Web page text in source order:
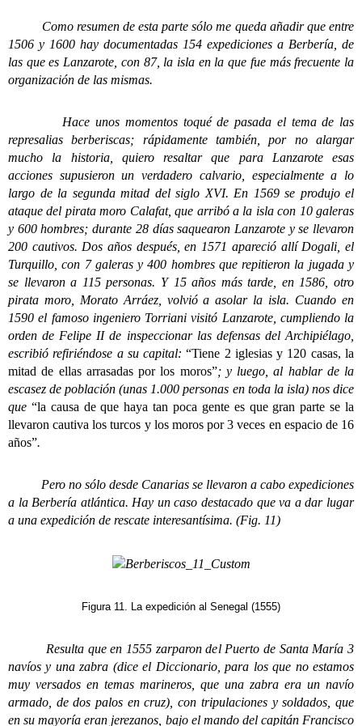
Como resumen de esta parte sólo me queda añadir que entre
1506 y 1600 hay documentadas 154 expediciones a Berbería, de
las que es Lanzarote, con 87, la isla en la que fue más frecuente la
organización de las mismas.
Hace unos momentos toqué de pasada el tema de las
represalias berberiscas; rápidamente también, por no alargar
mucho la historia, quiero resaltar que para Lanzarote esas
acciones supusieron un verdadero calvario, especialmente a lo
largo de la segunda mitad del siglo XVI. En 1569 se produjo el
ataque del pirata moro Calafat, que arribó a la isla con 10 galeras
y 600 hombres; durante 28 días saquearon Lanzarote y se llevaron
200 cautivos. Dos años después, en 1571 apareció allí Dogali, el
Turquillo, con 7 galeras y 400 hombres que repitieron la jugada y
se llevaron a 115 personas. Y 15 años más tarde, en 1586, otro
pirata moro, Morato Arráez, volvió a asolar la isla. Cuando en
1590 el famoso ingeniero Torriani visitó Lanzarote, cumpliendo la
orden de Felipe II de inspeccionar las defensas del Archipiélago,
escribió refiriéndose a su capital:“Tiene 2 iglesias y 120 casas, la
mitad de ellas arrasadas por los moros”; y luego, al hablar de la
escasez de población (unas 1.000 personas en toda la isla) nos dice
que “la causa de que haya tan poca gente es que gran parte se la
llevaron cautiva los turcos y los moros por 3 veces en espacio de 16
años”.
Pero no sólo desde Canarias se llevaron a cabo expediciones
a la Berbería atlántica. Hay un caso destacado que va a dar lugar
a una expedición de rescate interesantísima. (Fig. 11)
Figura 11. La expedición al Senegal (1555)
Resulta que en 1555 zarparon del Puerto de Santa María 3
navíos y una zabra (dice el Diccionario, para los que no estamos
muy versados en temas marineros, que una zabra era un navío
armado, de dos palos en cruz), con tripulaciones y soldados, que
en su mayoría eran jerezanos, bajo el mando del capitán Francisco